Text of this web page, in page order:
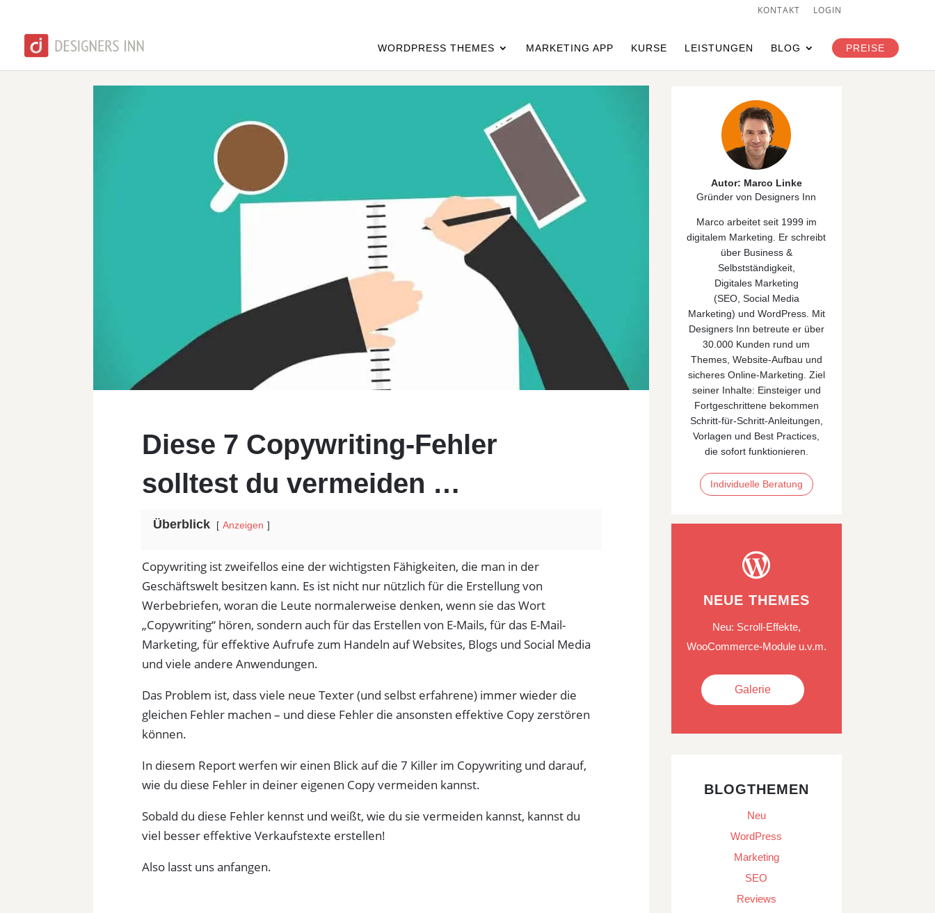
KONTAKT LOGIN
WORDPRESS THEMES MARKETING APP KURSE LEISTUNGEN BLOG PREISE
Diese 7 Copywriting-Fehler
solltest du vermeiden …
Überblick Anzeigen
Copywriting ist zweifellos eine der wichtigsten Fähigkeiten, die man in der
Geschäftswelt besitzen kann. Es ist nicht nur nützlich für die Erstellung von
Werbebriefen, woran die Leute normalerweise denken, wenn sie das Wort
„Copywriting“ hören, sondern auch für das Erstellen von E-Mails, für das E-Mail-
Marketing, für effektive Aufrufe zum Handeln auf Websites, Blogs und Social Media
und viele andere Anwendungen.
Das Problem ist, dass viele neue Texter (und selbst erfahrene) immer wieder die
gleichen Fehler machen – und diese Fehler die ansonsten effektive Copy zerstören
können.
In diesem Report werfen wir einen Blick auf die 7 Killer im Copywriting und darauf,
wie du diese Fehler in deiner eigenen Copy vermeiden kannst.
Sobald du diese Fehler kennst und weißt, wie du sie vermeiden kannst, kannst du
viel besser effektive Verkaufstexte erstellen!
Also lasst uns anfangen.
Autor: Marco Linke
Gründer von Designers Inn
Marco arbeitet seit 1999 im
digitalem Marketing. Er schreibt
über Business &
Selbstständigkeit,
Digitales Marketing
(SEO, Social Media
Marketing) und WordPress. Mit
Designers Inn betreute er über
30.000 Kunden rund um
Themes, Website‑Aufbau und
sicheres Online‑Marketing. Ziel
seiner Inhalte: Einsteiger und
Fortgeschrittene bekommen
Schritt-für-Schritt-Anleitungen,
Vorlagen und Best Practices,
die sofort funktionieren.
Individuelle Beratung

NEUE THEMES
Neu: Scroll-Effekte,
WooCommerce-Module u.v.m.
Galerie
BLOGTHEMEN
Neu
WordPress
Marketing
SEO
Reviews